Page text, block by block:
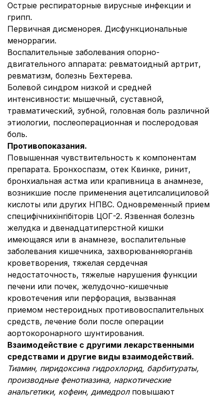
Острые респираторные вирусные инфекции и
грипп.
Первичная дисменорея. Дисфункциональные
меноррагии.
Воспалительные заболевания опорно-
двигательного аппарата: ревматоидный артрит,
ревматизм, болезнь Бехтерева.
Болевой синдром низкой и средней
интенсивности: мышечный, суставной,
травматический, зубной, головная боль различной
этиологии, послеоперационная и послеродовая
боль.
Противопоказания.
Повышенная чувствительность к компонентам
препарата. Бронхоспазм, отек Квинке, ринит,
бронхиальная астма или крапивница в анамнезе,
возникшие после применения ацетилсалициловой
кислоты или других НПВС. Одновременный прием
специфічнихінгібіторів ЦОГ-2. Язвенная болезнь
желудка и двенадцатиперстной кишки
имеющаяся или в анамнезе, воспалительные
заболевания кишечника, захворюванняорганів
кроветворения, тяжелая сердечная
недостаточность, тяжелые нарушения функции
печени или почек, желудочно-кишечные
кровотечения или перфорация, вызванная
приемом нестероидных противовоспалительных
средств, лечение боли после операции
аортокоронарного шунтирования.
Взаимодействие с другими лекарственными
средствами и другие виды взаимодействий.
Тиамин, пиридоксина гидрохлорид, барбитураты,
производные фенотиазина, наркотические
анальгетики, кофеин, димедролповышают